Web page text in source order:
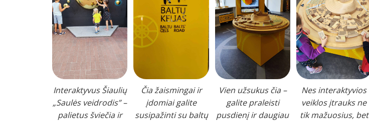
Interaktyvus Šiaulių
„Saulės veidrodis” –
palietus šviečia ir
Čia žaismingai ir
įdomiai galite
susipažinti su baltų
Vien užsukus čia –
galite praleisti
pusdienį ir daugiau
Nes interaktyvios
veiklos įtrauks ne
tik mažuosius, bet